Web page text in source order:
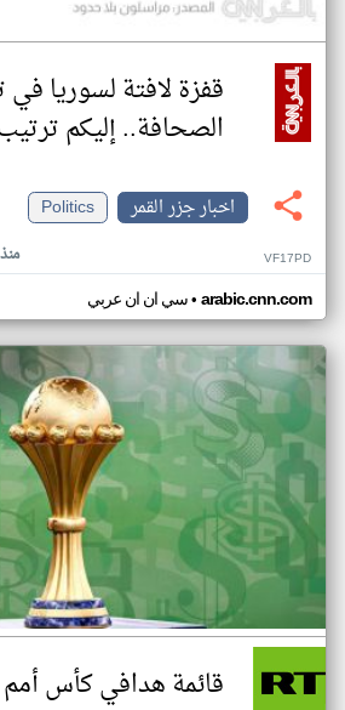
قفزة لافتة لسوريا
الصحافة.. إليكم
اخبار جزر القمر
Politics
منذ ٣ VF17PD
سي ان ان عربي• arabic.cnn.com
قائمة هدافي كأس أمم